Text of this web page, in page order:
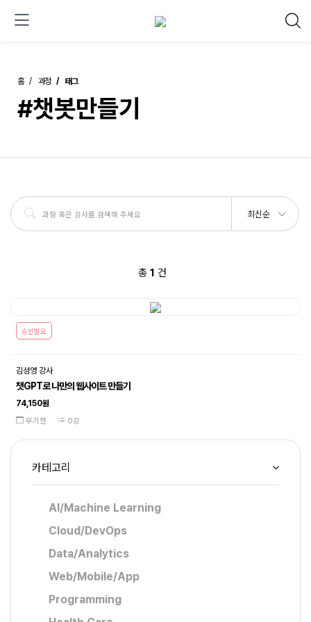
홈 과정 태그
#챗봇만들기
최신순
총 1 건
승인필요
김성영 강사
챗GPT로 나만의 웹사이트 만들기
74,150원
무기한 0강
카테고리
AI/Machine Learning
Cloud/DevOps
Data/Analytics
Web/Mobile/App
Programming